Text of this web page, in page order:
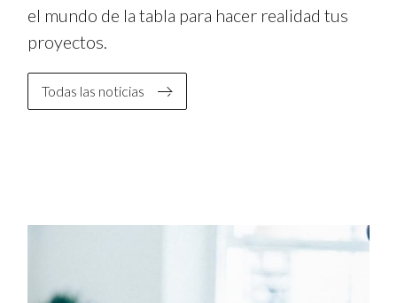
el mundo de la tabla para hacer realidad tus
proyectos.
Todas las noticias